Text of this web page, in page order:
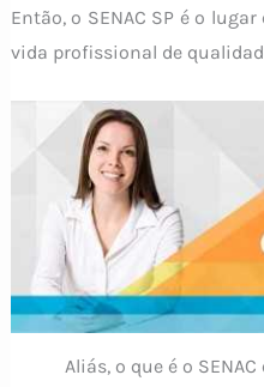
Então, o SENAC SP é o
vida profissional de
Aliás, o que é o